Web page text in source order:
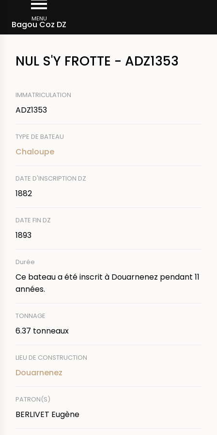
contenu
MENU
Bagou Coz DZ
d'Ariane
Rechercher un bateau
NUL S'Y FROTTE - ADZ1353
IMMATRICULATION
ADZ1353
TYPE DE BATEAU
Chaloupe
DATE D'INSCRIPTION DZ
1882
DATE FIN DZ
1893
Durée
Ce bateau a été inscrit à Douarnenez pendant 11
années.
TONNAGE
6.37 tonneaux
LIEU DE CONSTRUCTION
Douarnenez
PATRON(S)
BERLIVET Eugène